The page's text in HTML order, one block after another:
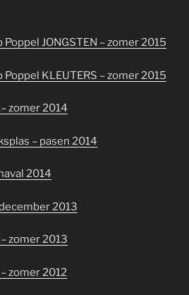
JONGSTEN – zomer 2015
KLEUTERS – zomer 2015
zomer 2014
– pasen 2014
2014
2013
zomer 2013
zomer 2012